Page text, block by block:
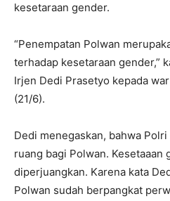
kesetaraan gender.
“Penempatan Polwan
terhadap kesetaraan gender,”
Irjen Dedi Prasetyo kepada
(21/6).
Dedi menegaskan, bahwa
ruang bagi Polwan. Kesetaaan
diperjuangkan. Karena kata
Polwan sudah berpangkat